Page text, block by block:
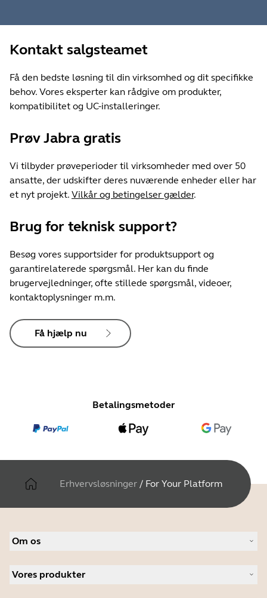
Kontakt salgsteamet
Få den bedste løsning til din virksomhed og dit specifikke
behov. Vores eksperter kan rådgive om produkter,
kompatibilitet og UC-installeringer.
Prøv Jabra gratis
Vi tilbyder prøveperioder til virksomheder med over 50
ansatte, der udskifter deres nuværende enheder eller har
et nyt projekt. Vilkår og betingelser gælder.
Brug for teknisk support?
Besøg vores supportsider for produktsupport og
garantirelaterede spørgsmål. Her kan du finde
brugervejledninger, ofte stillede spørgsmål, videoer,
kontaktoplysninger m.m.
Få hjælp nu
Betalingsmetoder
Erhvervsløsninger / For Your Platform
Om os
Karriere
Vores produkter